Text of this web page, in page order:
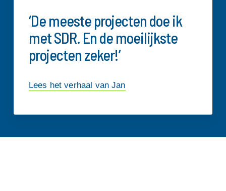
‘De meeste projecten doe ik
met SDR. En de moeilijkste
projecten zeker!’
Lees het verhaal van Jan